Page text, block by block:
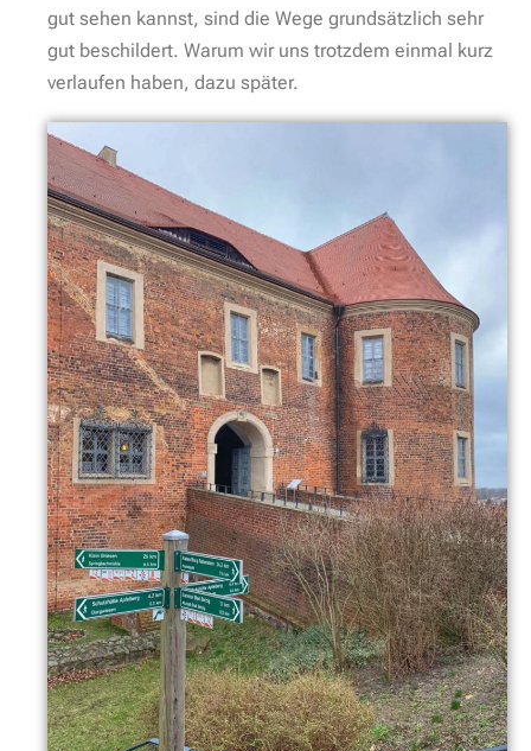
gut sehen kannst, sind die Wege grundsätzlich sehr
gut beschildert. Warum wir uns trotzdem einmal kurz
verlaufen haben, dazu später.